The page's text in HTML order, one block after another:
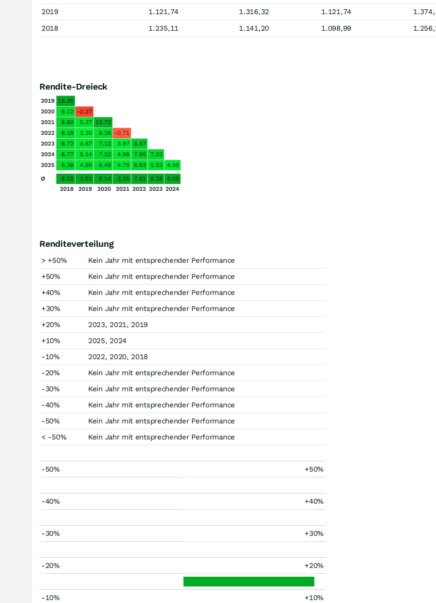
2019
1.121,74 1.316,32 1.121,74
2018
1.235,11 1.141,20 1.098,99
Rendite-Dreieck
2019 15.35
2020
6.12 -2.37
2021
8.60 5.37 13.72
2022
6.19 3.30 6.26 -0.71
2023
6.72 4.67 7.12 3.97
8.87
2024
6.77 5.14 7.10 4.98 7.95
7.03
2025
6.38 4.95 6.48 4.75 6.63 5.53
4.05
Ø
8.02 3.51 8.14 3.25 7.81 6.28
4.05
2018
2019 2020 2021 2022 2023 2024
Renditeverteilung
> +50%
Kein Jahr mit entsprechender Performance
+50%
Kein Jahr mit entsprechender Performance
+40%
Kein Jahr mit entsprechender Performance
+30%
Kein Jahr mit entsprechender Performance
+20%
2023, 2021, 2019
+10%
2025, 2024
-10%
2022, 2020, 2018
-20%
Kein Jahr mit entsprechender Performance
-30%
Kein Jahr mit entsprechender Performance
-40%
Kein Jahr mit entsprechender Performance
-50%
Kein Jahr mit entsprechender Performance
< -50%
Kein Jahr mit entsprechender Performance
-50% +50%
-40% +40%
-30% +30%
-20% +20%
-10% +10%